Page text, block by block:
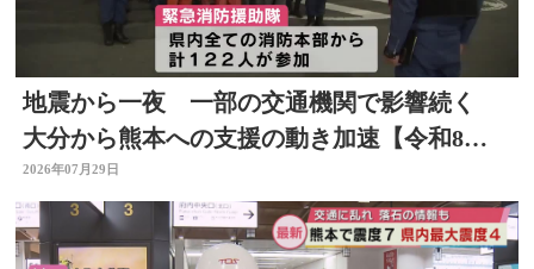
地震から一夜 一部の交通機関で影響続く
大分から熊本への支援の動き加速【令和8年
熊本地震】
2026年07月29日